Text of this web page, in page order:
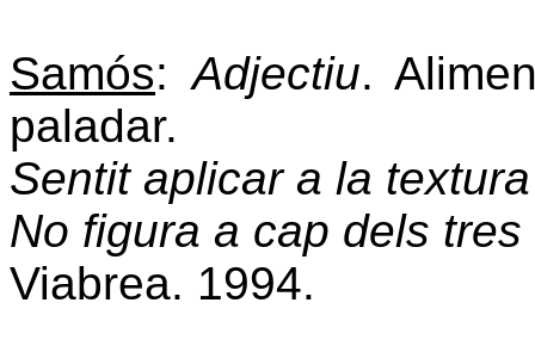
Samós:Adjectiu.
paladar.
Sentit aplicar a la
No figura a cap dels
Viabrea. 1994.